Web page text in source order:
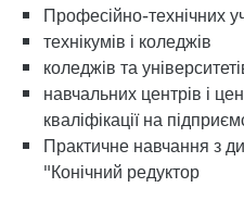
Професійно-технічних
технікумів і коледжів
коледжів та
навчальних центрів і
кваліфікації на
Практичне навчання з
"Конічний редуктор